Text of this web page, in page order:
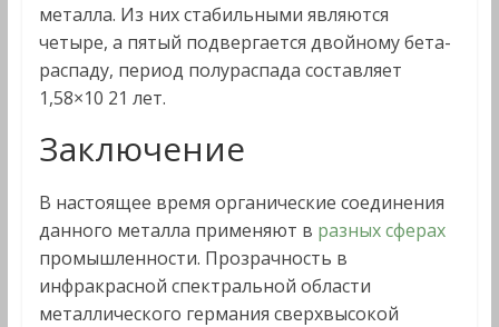
металла. Из них стабильными являются
четыре, а пятый подвергается двойному бета-
распаду, период полураспада составляет
1,58×10 21 лет.
Заключение
В настоящее время органические соединения
данного металла применяют в разных сферах
промышленности. Прозрачность в
инфракрасной спектральной области
металлического германия сверхвысокой